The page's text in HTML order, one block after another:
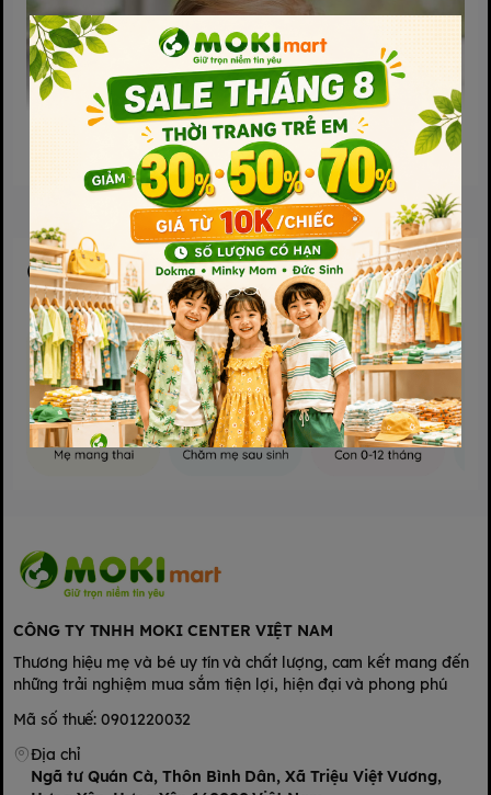
Gặm nướu có tác
dụng gì?
Gặm nướu là một món đồ chơi hữu ích cho các bé đang
trong giai đoạn mọc răng. Sản phẩm thường sử dụng chất
liệu an toàn như cao su hoặc nhựa dẻo và được thiết kế với
nhiều hình dáng ngộ nghĩnh, giúp bé dễ dàng cắn và ngậm.
Gặm nướu có tác dụng chủ yếu trong việc giảm đau và khó
chịu cho bé trong giai đoạn mọc răng. Cụ thể, tác dụng của
việc gặm nướu bao gồm:
Bớt ngứa răng và dễ
Xem thêm
Chủ đề cho bạn
CÔNG TY TNHH MOKI CENTER VIỆT NAM
Thương hiệu mẹ và bé uy tín và chất lượng, cam kết mang đến
những trải nghiệm mua sắm tiện lợi, hiện đại và phong phú
Mã số thuế: 0901220032
Địa chỉ
Ngã tư Quán Cà, Thôn Bình Dân, Xã Triệu Việt Vương,